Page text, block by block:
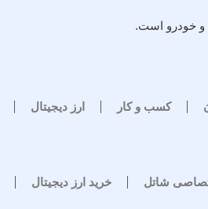
و خودرو است.
کسب و کار ارز دیجیتال
شاتل خرید ارز دیجیتال